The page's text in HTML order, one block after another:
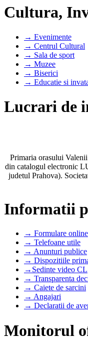
Cultura,
→ Evenimente
→ Centrul Cultural
→ Sala de sport
→ Muzee
→ Biserici
→ Educatie si
Lucrari de
Primaria orasului
din catalogul electronic
judetul Prahova).
Informatii
→ Formulare online
→ Telefoane utile
→ Anunturi publice
→ Dispozitiile
→Sedinte video CL
→ Transparenta
→ Caiete de sarcini
→ Angajari
→ Declaratii de
Monitorul